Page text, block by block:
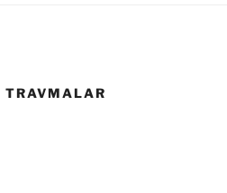
TRAVMALAR